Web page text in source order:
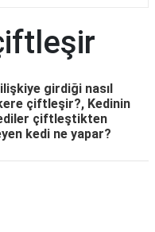
girdiği nasıl
çiftleşir?, Kedinin
çiftleştikten
kedi ne yapar?